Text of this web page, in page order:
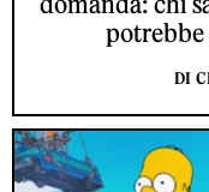
DI